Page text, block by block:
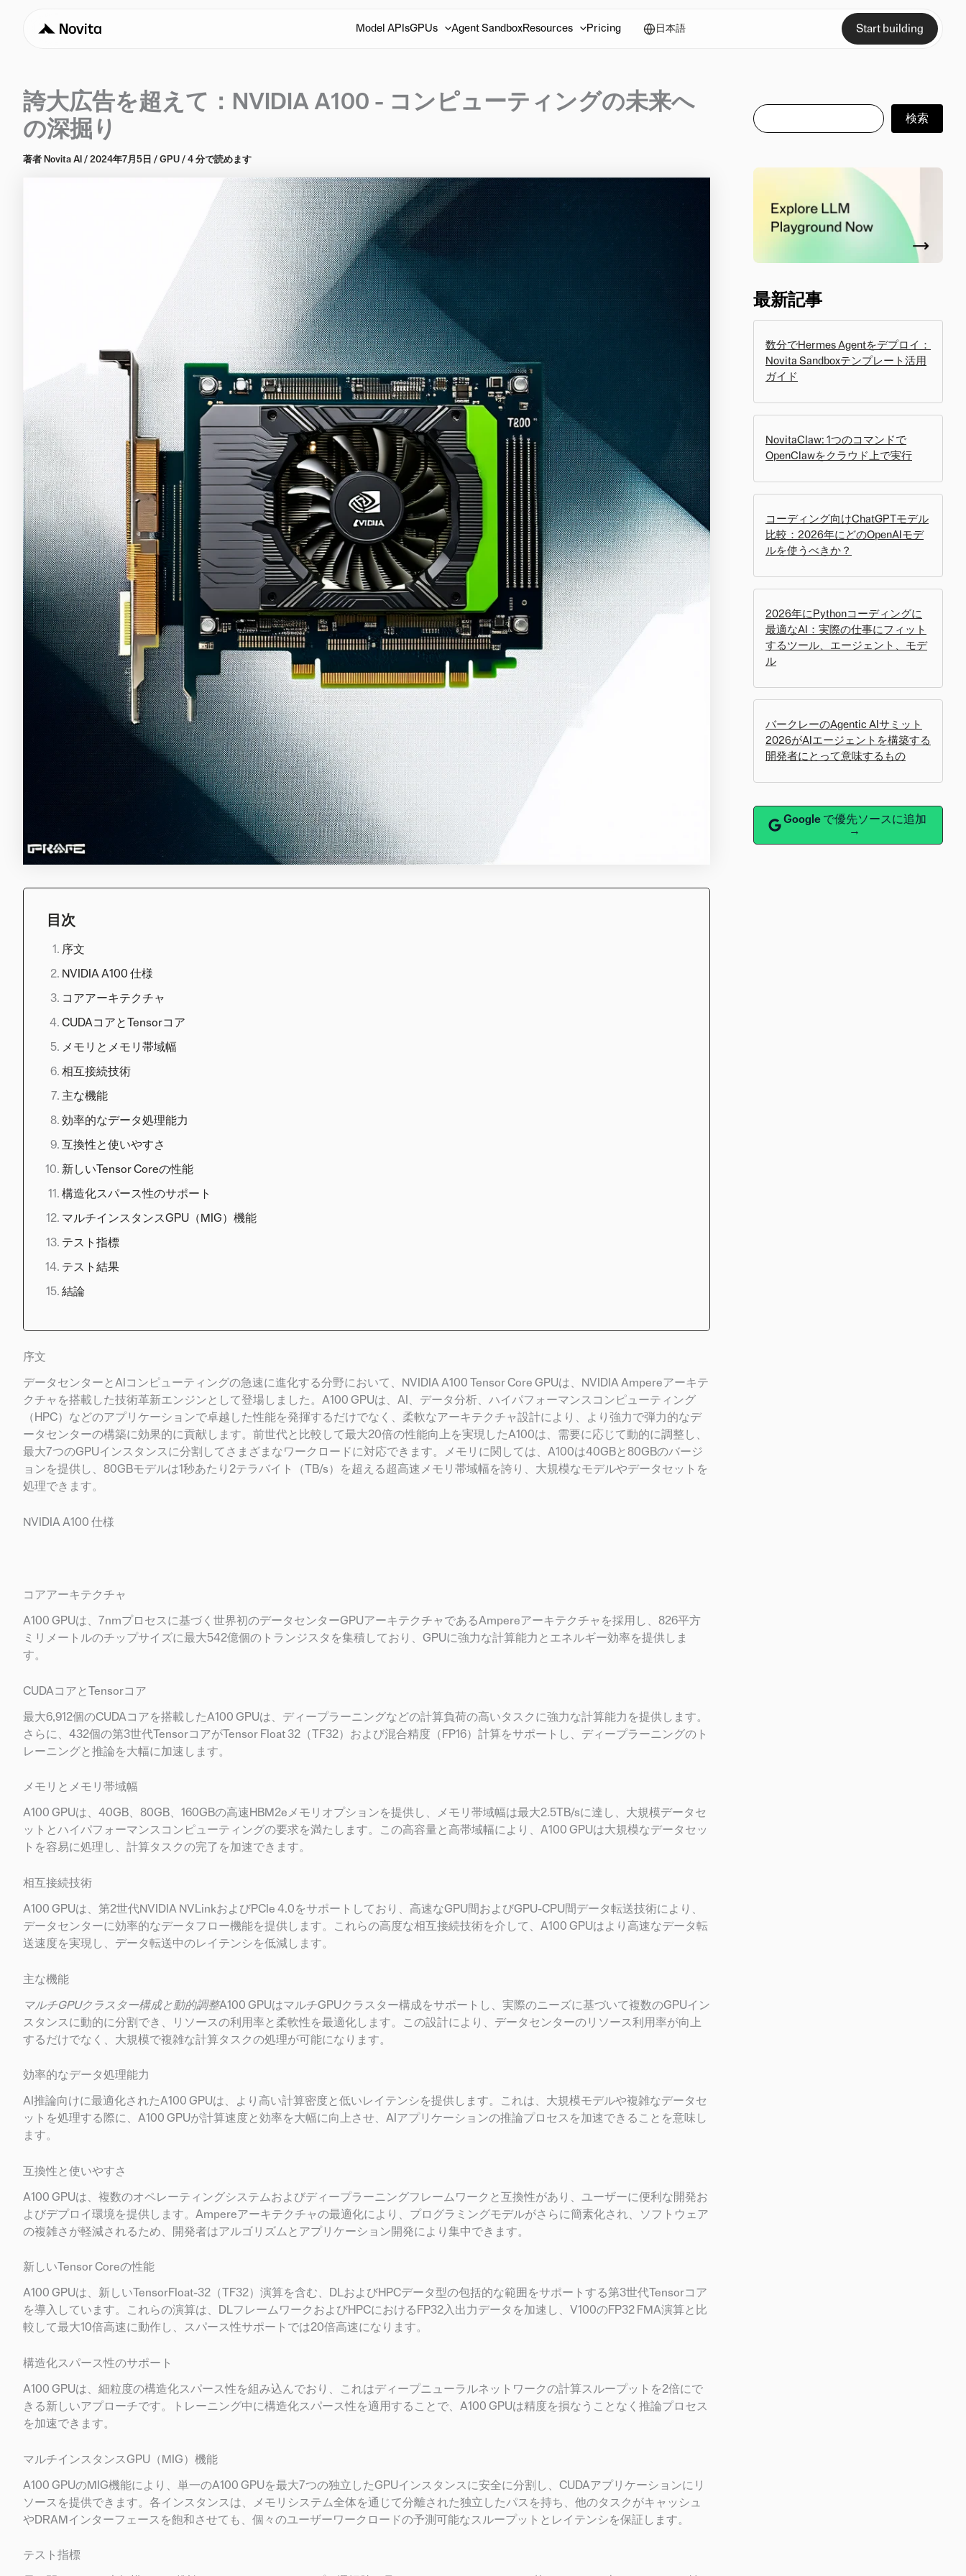
Model APIsGPUs Agent SandboxResources Pricing 日本語 Start building
誇大広告を超えて：NVIDIA A100 - コンピューティングの未来へ
の深掘り
著者 Novita AI / 2024年7月5日 / GPU / 4 分で読めます
目次
序文
NVIDIA A100 仕様
コアアーキテクチャ
CUDAコアとTensorコア
メモリとメモリ帯域幅
相互接続技術
主な機能
効率的なデータ処理能力
互換性と使いやすさ
新しいTensor Coreの性能
構造化スパース性のサポート
マルチインスタンスGPU（MIG）機能
テスト指標
テスト結果
結論
序文
データセンターとAIコンピューティングの急速に進化する分野において、NVIDIA A100 Tensor Core GPUは、NVIDIA Ampereアーキテ
クチャを搭載した技術革新エンジンとして登場しました。A100 GPUは、AI、データ分析、ハイパフォーマンスコンピューティング
（HPC）などのアプリケーションで卓越した性能を発揮するだけでなく、柔軟なアーキテクチャ設計により、より強力で弾力的なデ
ータセンターの構築に効果的に貢献します。前世代と比較して最大20倍の性能向上を実現したA100は、需要に応じて動的に調整し、
最大7つのGPUインスタンスに分割してさまざまなワークロードに対応できます。メモリに関しては、A100は40GBと80GBのバージ
ョンを提供し、80GBモデルは1秒あたり2テラバイト（TB/s）を超える超高速メモリ帯域幅を誇り、大規模なモデルやデータセットを
処理できます。
NVIDIA A100 仕様
コアアーキテクチャ
A100 GPUは、7nmプロセスに基づく世界初のデータセンターGPUアーキテクチャであるAmpereアーキテクチャを採用し、826平方
ミリメートルのチップサイズに最大542億個のトランジスタを集積しており、GPUに強力な計算能力とエネルギー効率を提供しま
す。
CUDAコアとTensorコア
最大6,912個のCUDAコアを搭載したA100 GPUは、ディープラーニングなどの計算負荷の高いタスクに強力な計算能力を提供します。
さらに、432個の第3世代TensorコアがTensor Float 32（TF32）および混合精度（FP16）計算をサポートし、ディープラーニングのト
レーニングと推論を大幅に加速します。
メモリとメモリ帯域幅
A100 GPUは、40GB、80GB、160GBの高速HBM2eメモリオプションを提供し、メモリ帯域幅は最大2.5TB/sに達し、大規模データセ
ットとハイパフォーマンスコンピューティングの要求を満たします。この高容量と高帯域幅により、A100 GPUは大規模なデータセッ
トを容易に処理し、計算タスクの完了を加速できます。
相互接続技術
A100 GPUは、第2世代NVIDIA NVLinkおよびPCIe 4.0をサポートしており、高速なGPU間およびGPU-CPU間データ転送技術により、
データセンターに効率的なデータフロー機能を提供します。これらの高度な相互接続技術を介して、A100 GPUはより高速なデータ転
送速度を実現し、データ転送中のレイテンシを低減します。
主な機能
マルチGPUクラスター構成と動的調整A100 GPUはマルチGPUクラスター構成をサポートし、実際のニーズに基づいて複数のGPUイン
スタンスに動的に分割でき、リソースの利用率と柔軟性を最適化します。この設計により、データセンターのリソース利用率が向上
するだけでなく、大規模で複雑な計算タスクの処理が可能になります。
効率的なデータ処理能力
AI推論向けに最適化されたA100 GPUは、より高い計算密度と低いレイテンシを提供します。これは、大規模モデルや複雑なデータセ
ットを処理する際に、A100 GPUが計算速度と効率を大幅に向上させ、AIアプリケーションの推論プロセスを加速できることを意味し
ます。
互換性と使いやすさ
A100 GPUは、複数のオペレーティングシステムおよびディープラーニングフレームワークと互換性があり、ユーザーに便利な開発お
よびデプロイ環境を提供します。Ampereアーキテクチャの最適化により、プログラミングモデルがさらに簡素化され、ソフトウェア
の複雑さが軽減されるため、開発者はアルゴリズムとアプリケーション開発により集中できます。
新しいTensor Coreの性能
A100 GPUは、新しいTensorFloat-32（TF32）演算を含む、DLおよびHPCデータ型の包括的な範囲をサポートする第3世代Tensorコア
を導入しています。これらの演算は、DLフレームワークおよびHPCにおけるFP32入出力データを加速し、V100のFP32 FMA演算と比
較して最大10倍高速に動作し、スパース性サポートでは20倍高速になります。
構造化スパース性のサポート
A100 GPUは、細粒度の構造化スパース性を組み込んでおり、これはディープニューラルネットワークの計算スループットを2倍にで
きる新しいアプローチです。トレーニング中に構造化スパース性を適用することで、A100 GPUは精度を損なうことなく推論プロセス
を加速できます。
マルチインスタンスGPU（MIG）機能
A100 GPUのMIG機能により、単一のA100 GPUを最大7つの独立したGPUインスタンスに安全に分割し、CUDAアプリケーションにリ
ソースを提供できます。各インスタンスは、メモリシステム全体を通じて分離された独立したパスを持ち、他のタスクがキャッシュ
やDRAMインターフェースを飽和させても、個々のユーザーワークロードの予測可能なスループットとレイテンシを保証します。
テスト指標
検索
検索
最新記事
数分でHermes Agentをデプロイ：
Novita Sandboxテンプレート活用
ガイド
NovitaClaw: 1つのコマンドで
OpenClawをクラウド上で実行
コーディング向けChatGPTモデル
比較：2026年にどのOpenAIモデ
ルを使うべきか？
2026年にPythonコーディングに
最適なAI：実際の仕事にフィット
するツール、エージェント、モデ
ル
バークレーのAgentic AIサミット
2026がAIエージェントを構築する
開発者にとって意味するもの
Google で優先ソースに追加
→